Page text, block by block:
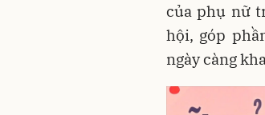
của phụ nữ
hội, góp
ngày càng